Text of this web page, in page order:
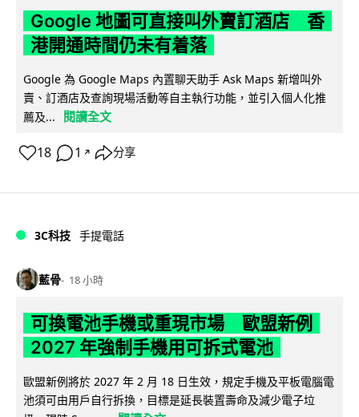
Google 地圖可直接叫外賣訂酒店 香
港開通時間仍未有着落
Google 為 Google Maps 內置聊天助手 Ask Maps 新增叫外
賣、訂酒店及查詢現場活動等自主執行功能，並引入個人化推
薦及...
閱讀全文
18 1 ↗ 分享
3C科技 手提電話
藍骨 18 小時
可換電池手機或重現市場 歐盟新例
2027 年強制手機用可拆式電池
歐盟新例將於 2027 年 2 月 18 日生效，規定手機及平板電腦電
池須可由用戶自行拆換，目標是延長裝置壽命及減少電子垃